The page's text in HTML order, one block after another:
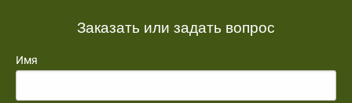
Заказать или задать вопрос
Имя